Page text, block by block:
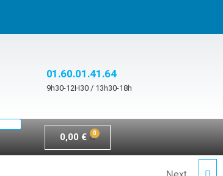
01.60.01.41.64
9h30-12H30 / 13h30-18h
0,00 €